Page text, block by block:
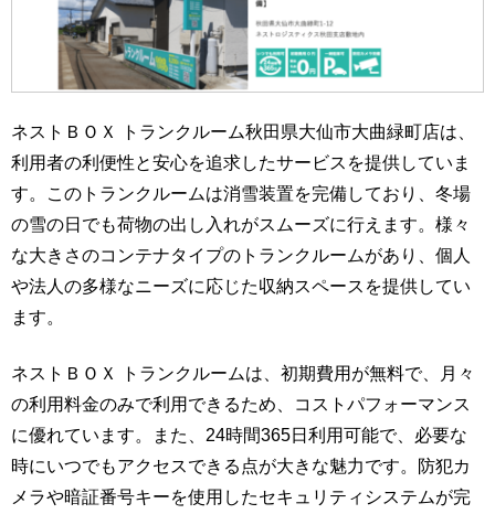
ネストＢＯＸ トランクルーム秋田県大仙市大曲緑町店は、
利用者の利便性と安心を追求したサービスを提供していま
す。このトランクルームは消雪装置を完備しており、冬場
の雪の日でも荷物の出し入れがスムーズに行えます。様々
な大きさのコンテナタイプのトランクルームがあり、個人
や法人の多様なニーズに応じた収納スペースを提供してい
ます。
ネストＢＯＸ トランクルームは、初期費用が無料で、月々
の利用料金のみで利用できるため、コストパフォーマンス
に優れています。また、24時間365日利用可能で、必要な
時にいつでもアクセスできる点が大きな魅力です。防犯カ
メラや暗証番号キーを使用したセキュリティシステムが完